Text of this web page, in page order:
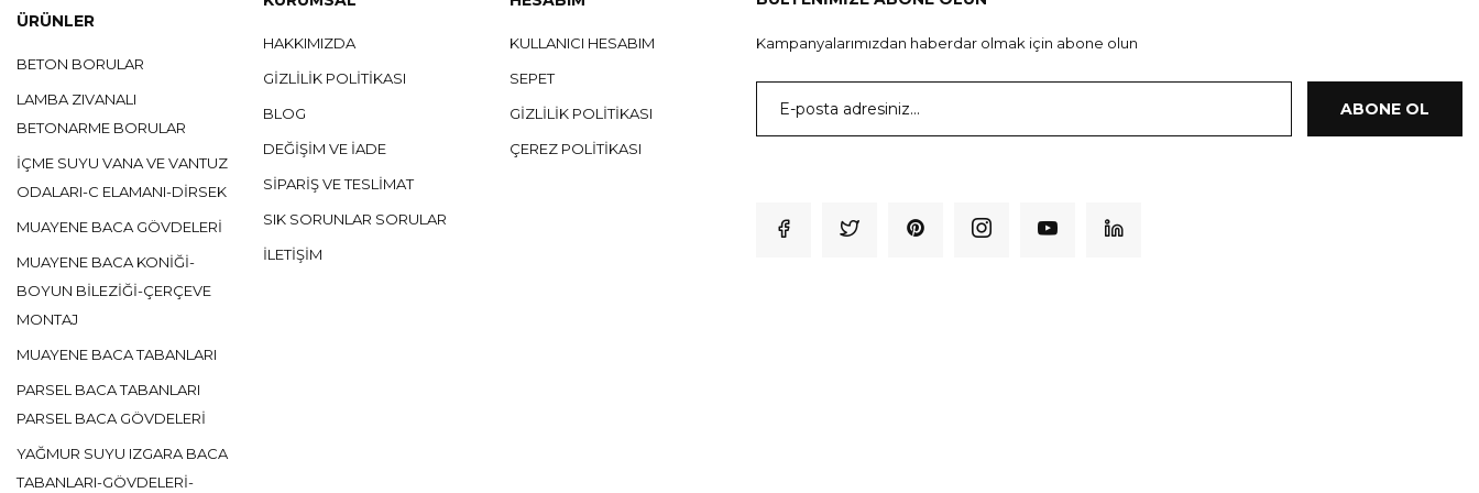
ÜRÜNLER
BETON BORULAR
LAMBA ZIVANALI
BETONARME BORULAR
İÇME SUYU VANA VE VANTUZ
ODALARI-C ELAMANI-DİRSEK
MUAYENE BACA GÖVDELERİ
MUAYENE BACA KONİĞİ-
BOYUN BİLEZİĞİ-ÇERÇEVE
MONTAJ
MUAYENE BACA TABANLARI
PARSEL BACA TABANLARI
PARSEL BACA GÖVDELERİ
YAĞMUR SUYU IZGARA BACA
TABANLARI-GÖVDELERİ-
HAKKIMIZDA
GIZLILIK POLITIKASI
BLOG
DEĞIŞIM VE IADE
SIPARIŞ VE TESLIMAT
SIK SORUNLAR SORULAR
ILETIŞIM
KULLANICI HESABIM
SEPET
GIZLILIK POLITIKASI
ÇEREZ POLITIKASI
Kampanyalarımızdan haberdar olmak için abone olun
ABONE OL